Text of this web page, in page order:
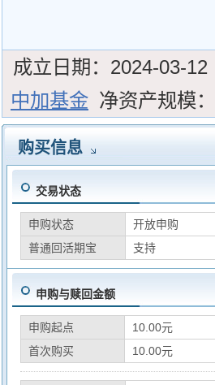
成立日期： 2024-03-12
中加基金 净资产规模：
购买信息
交易状态
申购状态
开放申购
普通回活期宝
支持
申购与赎回金额
申购起点
10.00元
首次购买
10.00元